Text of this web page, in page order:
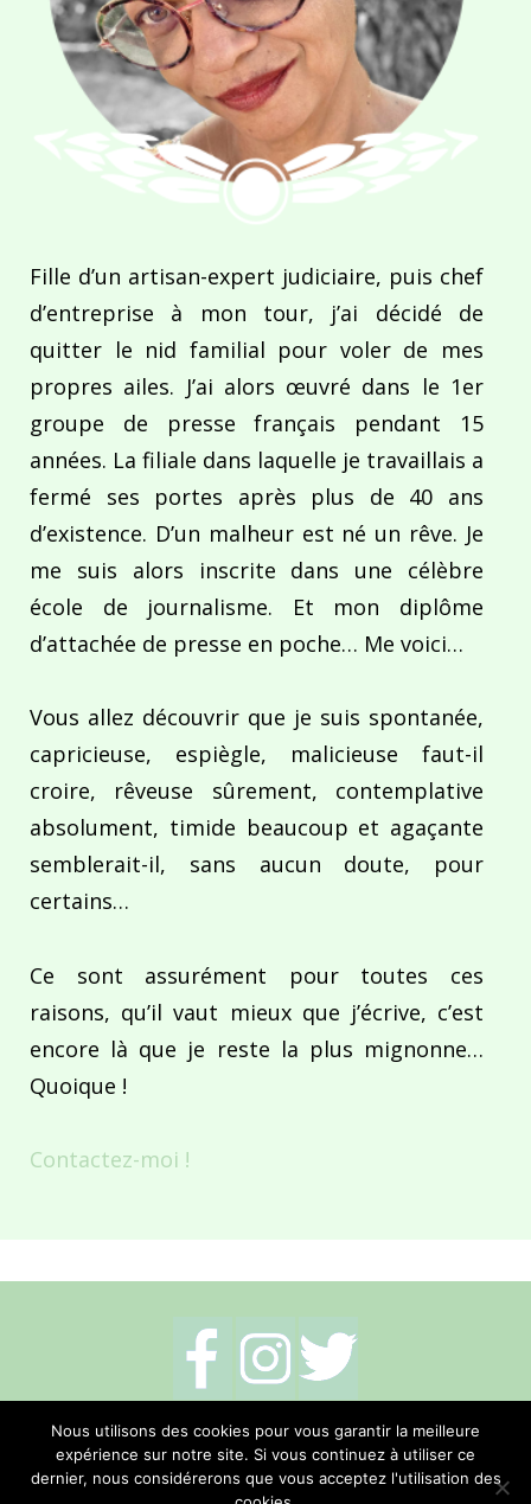
Fille d’un artisan-expert judiciaire, puis chef
d’entreprise à mon tour, j’ai décidé de
quitter le nid familial pour voler de mes
propres ailes. J’ai alors œuvré dans le 1er
groupe de presse français pendant 15
années. La filiale dans laquelle je travaillais a
fermé ses portes après plus de 40 ans
d’existence. D’un malheur est né un rêve. Je
me suis alors inscrite dans une célèbre
école de journalisme. Et mon diplôme
d’attachée de presse en poche… Me voici…
Vous allez découvrir que je suis spontanée,
capricieuse, espiègle, malicieuse faut-il
croire, rêveuse sûrement, contemplative
absolument, timide beaucoup et agaçante
semblerait-il, sans aucun doute, pour
certains…
Ce sont assurément pour toutes ces
raisons, qu’il vaut mieux que j’écrive, c’est
encore là que je reste la plus mignonne…
Quoique !
Contactez-moi !
Mentions légales- Politique de cookies-
Me contacter
Nous utilisons des cookies pour vous garantir la meilleure
expérience sur notre site. Si vous continuez à utiliser ce
dernier, nous considérerons que vous acceptez l'utilisation des